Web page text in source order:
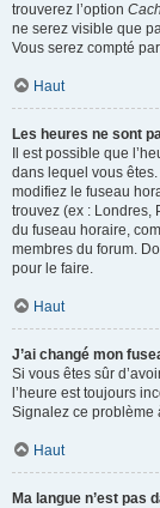
trouverez l’option
ne serez visible que
Vous serez compté
Haut
Les heures ne sont
Il est possible que
dans lequel vous
modifiez le fuseau
trouvez (ex : Londres,
du fuseau horaire,
membres du forum.
pour le faire.
Haut
J’ai changé mon
Si vous êtes sûr
l’heure est toujours
Signalez ce problème
Haut
Ma langue n’est pas